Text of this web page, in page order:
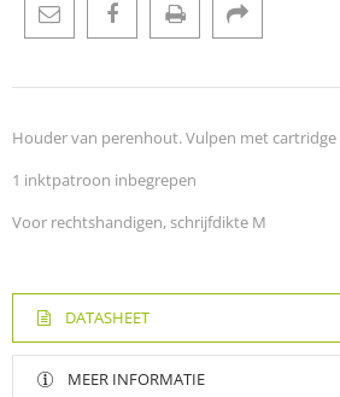
Houder van perenhout. Vulpen met
1 inktpatroon inbegrepen
Voor rechtshandigen, schrijfdikte M
DATASHEET
MEER INFORMATIE